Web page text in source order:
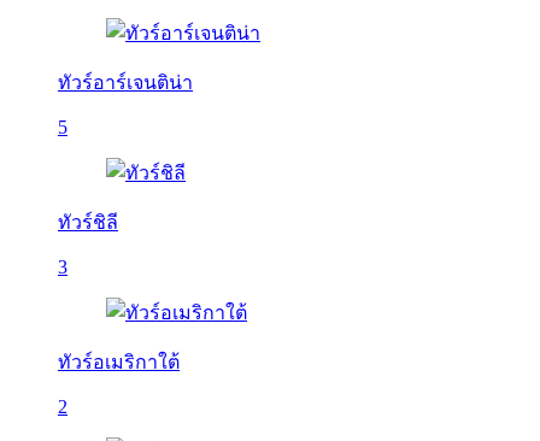
ทัวร์อาร์เจนติน่า
5
ทัวร์ชิลี
3
ทัวร์อเมริกาใต้
2